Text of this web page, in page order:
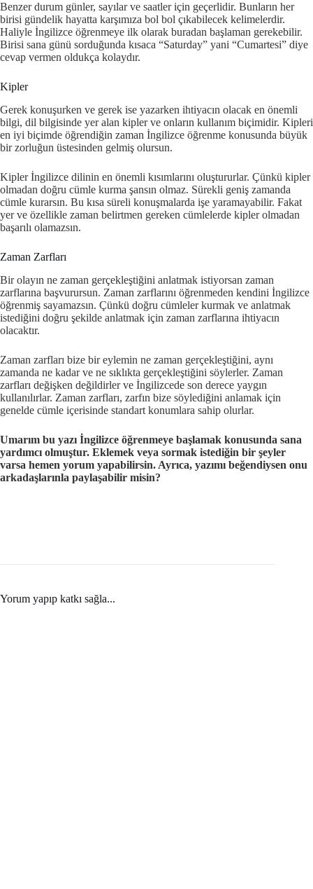
Benzer durum günler, sayılar ve saatler için geçerlidir. Bunların her
birisi gündelik hayatta karşımıza bol bol çıkabilecek kelimelerdir.
Haliyle İngilizce öğrenmeye ilk olarak buradan başlaman gerekebilir.
Birisi sana günü sorduğunda kısaca “Saturday” yani “Cumartesi” diye
cevap vermen oldukça kolaydır.
Kipler
Gerek konuşurken ve gerek ise yazarken ihtiyacın olacak en önemli
bilgi, dil bilgisinde yer alan kipler ve onların kullanım biçimidir. Kipleri
en iyi biçimde öğrendiğin zaman İngilizce öğrenme konusunda büyük
bir zorluğun üstesinden gelmiş olursun.
Kipler İngilizce dilinin en önemli kısımlarını oluştururlar. Çünkü kipler
olmadan doğru cümle kurma şansın olmaz. Sürekli geniş zamanda
cümle kurarsın. Bu kısa süreli konuşmalarda işe yaramayabilir. Fakat
yer ve özellikle zaman belirtmen gereken cümlelerde kipler olmadan
başarılı olamazsın.
Zaman Zarfları
Bir olayın ne zaman gerçekleştiğini anlatmak istiyorsan zaman
zarflarına başvurursun. Zaman zarflarını öğrenmeden kendini İngilizce
öğrenmiş sayamazsın. Çünkü doğru cümleler kurmak ve anlatmak
istediğini doğru şekilde anlatmak için zaman zarflarına ihtiyacın
olacaktır.
Zaman zarfları bize bir eylemin ne zaman gerçekleştiğini, aynı
zamanda ne kadar ve ne sıklıkta gerçekleştiğini söylerler. Zaman
zarfları değişken değildirler ve İngilizcede son derece yaygın
kullanılırlar. Zaman zarfları, zarfın bize söylediğini anlamak için
genelde cümle içerisinde standart konumlara sahip olurlar.
Umarım bu yazı İngilizce öğrenmeye başlamak konusunda sana
yardımcı olmuştur. Eklemek veya sormak istediğin bir şeyler
varsa hemen yorum yapabilirsin. Ayrıca, yazımı beğendiysen onu
arkadaşlarınla paylaşabilir misin?
Yorum yapıp katkı sağla...